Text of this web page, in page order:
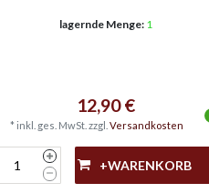
lagernde Menge: 1
12,90 €
* inkl. ges. MwSt. zzgl. Versandkosten
+WARENKORB